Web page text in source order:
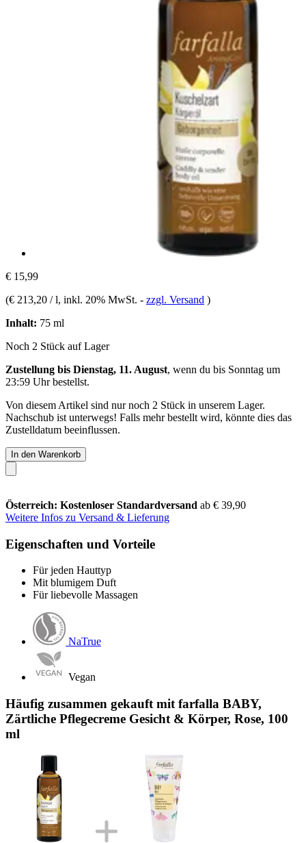
€ 15,99
(€ 213,20 / l, inkl. 20% MwSt. - zzgl. Versand )
Inhalt: 75 ml
Noch 2 Stück auf Lager
Zustellung bis Dienstag, 11. August, wenn du bis Sonntag um
23:59 Uhrbestellst.
Von diesem Artikel sind nur noch 2 Stück in unserem Lager.
Nachschub ist unterwegs! Falls mehr bestellt wird, könnte dies das
Zustelldatum beeinflussen.
In den Warenkorb
Österreich: Kostenloser Standardversand ab € 39,90
Weitere Infos zu Versand & Lieferung
Eigenschaften und Vorteile
Für jeden Hauttyp
Mit blumigem Duft
Für liebevolle Massagen
NaTrue
Vegan
Häufig zusammen gekauft mit farfalla BABY,
Zärtliche Pflegecreme Gesicht & Körper, Rose, 100
ml